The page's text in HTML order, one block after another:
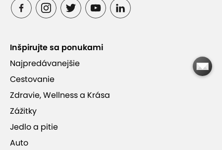
Skvelý tip na darček
Na výber celotelová masáž alebo masáž
Inšpirujte sa ponukami
Najpredávanejšie
Cestovanie
Zdravie, Wellness a Krása
Zážitky
Jedlo a pitie
Auto